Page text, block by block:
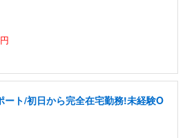
ト/初日から完全在宅勤務!未経験O